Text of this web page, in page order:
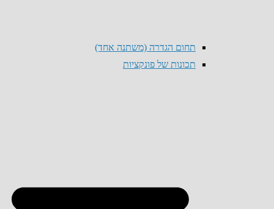
תחום הגדרה (משתנה אחד)
תכונות של פונקציות